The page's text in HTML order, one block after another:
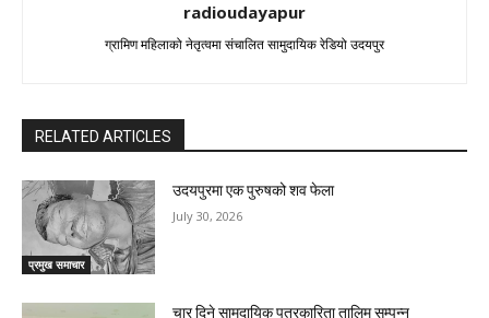
radioudayapur
ग्रामिण महिलाको नेतृत्वमा संचालित सामुदायिक रेडियो उदयपुर
RELATED ARTICLES
प्रमुख समाचार
उदयपुरमा एक पुरुषको शव फेला
July 30, 2026
चार दिने सामुदायिक पत्रकारिता तालिम सम्पन्न